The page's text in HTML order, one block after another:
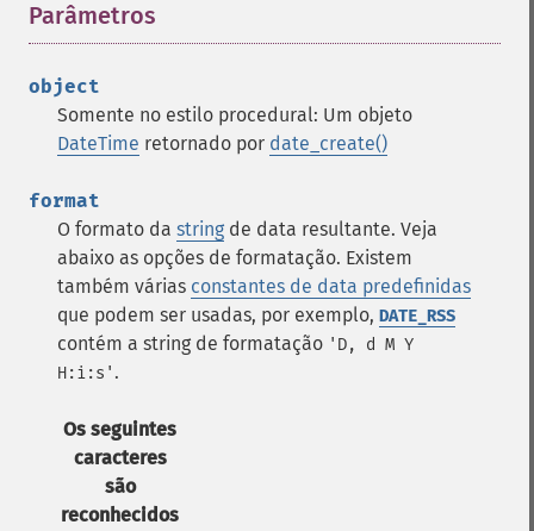
Parâmetros
object
Somente no estilo procedural: Um objeto
DateTime retornado por date_create()
format
O formato da string de data resultante. Veja
abaixo as opções de formatação. Existem
também várias constantes de data predefinidas
que podem ser usadas, por exemplo, DATE_RSS
contém a string de formatação 'D, d M Y
H:i:s' .
Os seguintes
caracteres
são
reconhecidos